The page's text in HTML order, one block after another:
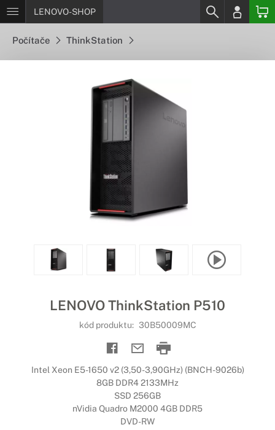
LENOVO-SHOP
Počítače ThinkStation
LENOVO ThinkStation P510
kód produktu: 30B50009MC
Intel Xeon E5-1650 v2 (3,50-3,90GHz) (BNCH-9026b)
8GB DDR4 2133MHz
SSD 256GB
nVidia Quadro M2000 4GB DDR5
DVD-RW